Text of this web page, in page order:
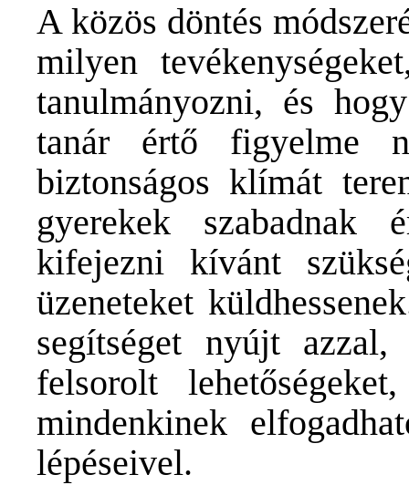
A közös döntés
milyen
tanulmányozni, és
tanár értő figyelme
biztonságos klímát
gyerekek szabadnak
kifejezni kívánt
üzeneteket
segítséget nyújt
felsorolt
mindenkinek
lépéseivel.